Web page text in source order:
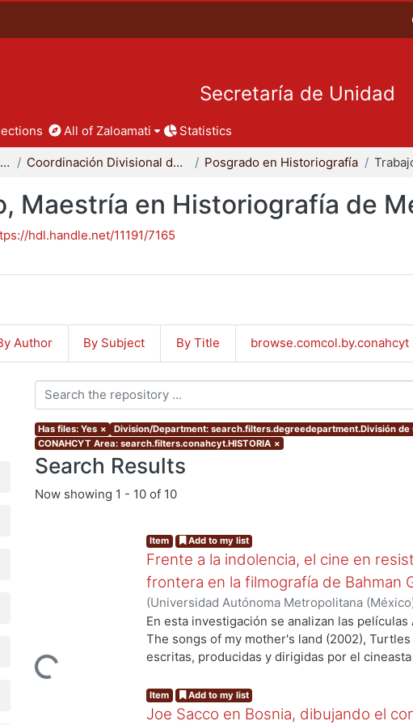
Secretaría de Unidad
All of Zaloamati Statistics
División de Ciencias Sociales y Humanidades Coordinación Divisional de Posgrado Posgrado en Historiografía
Maestría en Historiografía de
hdl.handle.net/11191/7165
Author By Subject By Title browse.comcol.by.conahcyt
Has files: Yes × Division/Department: search.filters.degreedepartment.División de
CONAHCYT Area: search.filters.conahcyt.HISTORIA ×
Search Results
Now showing 1 - 10 of 10
Loading...
Item Add to my list
Frente a la indolencia, el cine en
frontera en la filmografía de Bahman
(Universidad Autónoma Metropolitana
de Servicios de Información.,2021-11-24)
En esta investigación se analizan las
The songs of my mother's land (2002),
escritas, producidas y dirigidas por el
kurdos –frecuentemente marginados– eligen
representaciones propias de su cultura e
Item Add to my list
Joe Sacco en Bosnia, dibujando el